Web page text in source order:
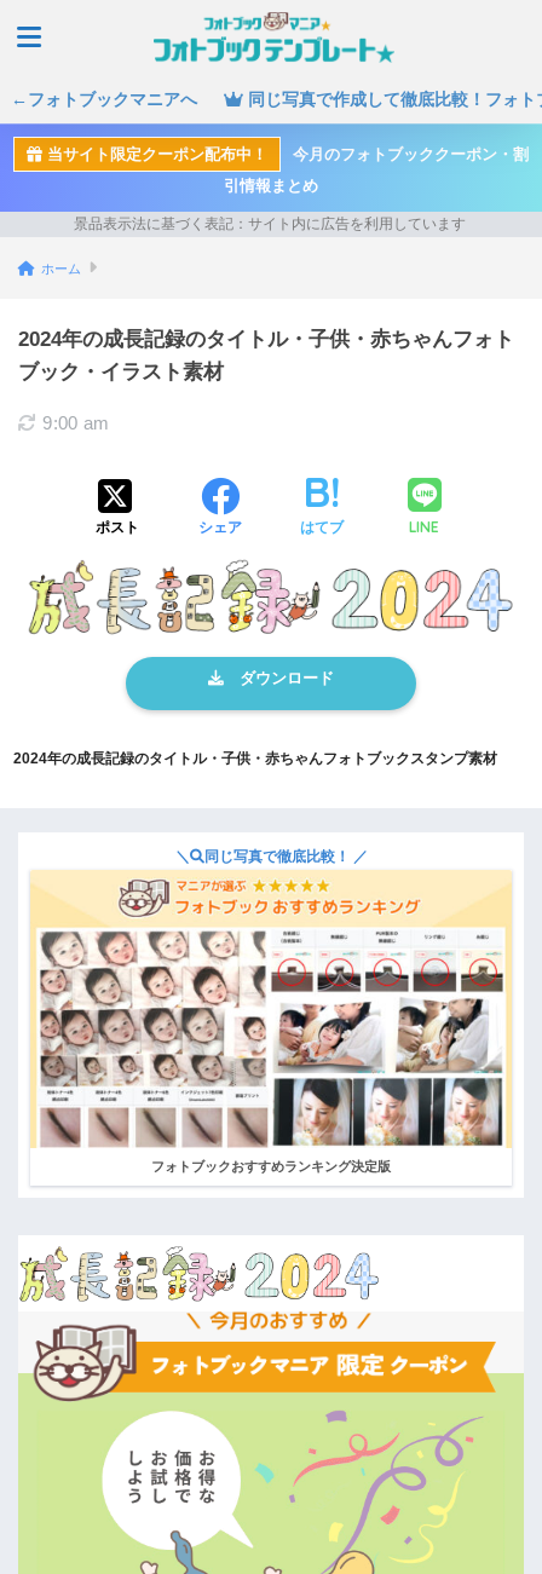
←フォトブックマニアへ 同じ写真で作成して徹底比較！フォ
当サイト限定クーポン配布中！
今月のフォトブッククーポン・割
引情報まとめ
ホーム
2024年の成長記録のタイトル・子供・赤ちゃんフォト
ブック・イラスト素材
9:00 am
ポスト シェア はてブ LINE
2024年の成長記録のタイトル・子供・赤ちゃんフォトブックスタンプ素材
＼ 同じ写真で徹底比較！ ／
フォトブックおすすめランキング決定版